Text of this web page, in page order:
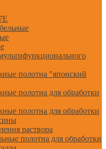
полотна "японский
полотна для обработки
полотна для обработки
раствора
полотна для обработки